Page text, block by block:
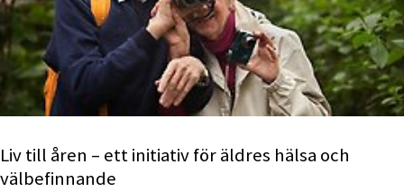
Liv till åren – ett initiativ för äldres hälsa och
välbefinnande